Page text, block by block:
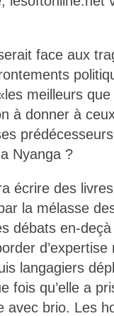
face aux
meilleurs
à donner à
Nyanga ?
écrire des
la mélasse
débats en-
d’expertise
langagiers
fois qu’elle a
avec brio. Les